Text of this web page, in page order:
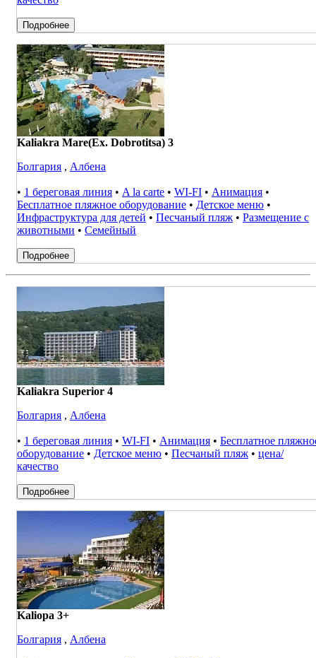
Подробнее
Kaliakra Mare(Ex. Dobrotitsa) 3
Болгария , Албена
• 1 береговая линия • A la carte • WI-FI • Анимация •
Бесплатное пляжное оборудование • Детское меню •
Инфраструктура для детей • Песчаный пляж • Размещение с
животными • Семейный
Подробнее
Kaliakra Superior 4
Болгария , Албена
• 1 береговая линия • WI-FI • Анимация • Бесплатное
оборудование • Детское меню • Песчаный пляж • цена/
качество
Подробнее
Kaliopa 3+
Болгария , Албена